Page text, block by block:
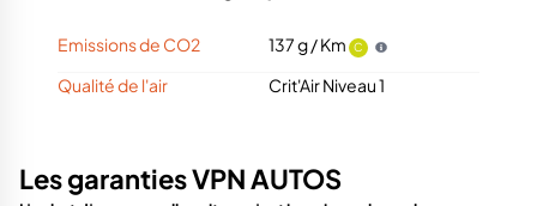
Emissions de CO2 137 g / Km C
Qualité de l'air Crit'Air Niveau 1
Les garanties VPN AUTOS